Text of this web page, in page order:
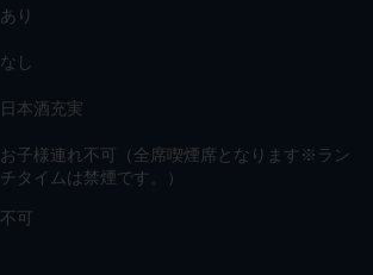
あり
なし
日本酒充実
お子様連れ不可（全席喫煙席となります※ラン
チタイムは禁煙です。）
不可